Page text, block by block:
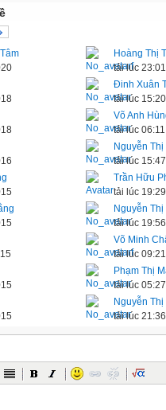
Hoàng Thị
tải lúc
Đinh Xuân
tải lúc
Võ Anh
tải lúc
Nguyễn Thị
tải lúc
Trần Hữu
tải lúc
Nguyễn
tải lúc
Võ Minh
tải lúc
Phạm Thị
tải lúc
Nguyễn
tải lúc